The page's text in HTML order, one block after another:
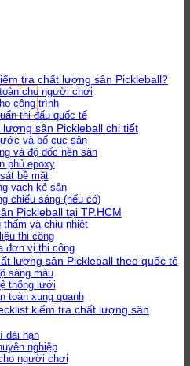
tra chất lượng sân Pickleball?
cho người chơi
công trình
thi đấu quốc tế
sân Pickleball chi tiết
và bố cục sân
và độ dốc nền sân
phủ epoxy
bề mặt
vạch kẻ sân
chiếu sáng (nếu có)
Pickleball tại TP.HCM
thấm và chịu nhiệt
thi công
đơn vị thi công
lượng sân Pickleball theo quốc tế
sáng màu
thống lưới
toàn xung quanh
kiểm tra chất lượng sân
dài hạn
nghiệp
người chơi